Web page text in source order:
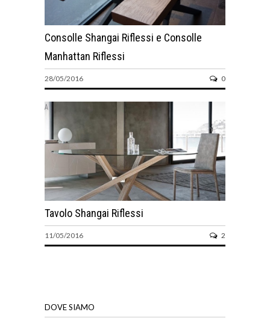
Consolle Shangai Riflessi e Consolle
Manhattan Riflessi
28/05/2016 0
Tavolo Shangai Riflessi
11/05/2016 2
DOVE SIAMO